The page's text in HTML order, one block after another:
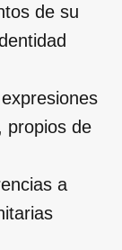
de su
propios de
a